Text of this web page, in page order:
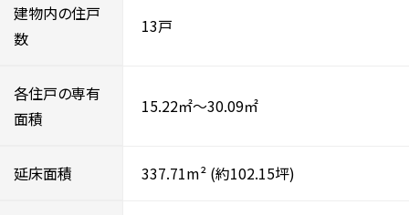
建物内の住戸
数
13戸
各住戸の専有
面積
15.22㎡～30.09㎡
延床面積 337.71m² (約102.15坪)